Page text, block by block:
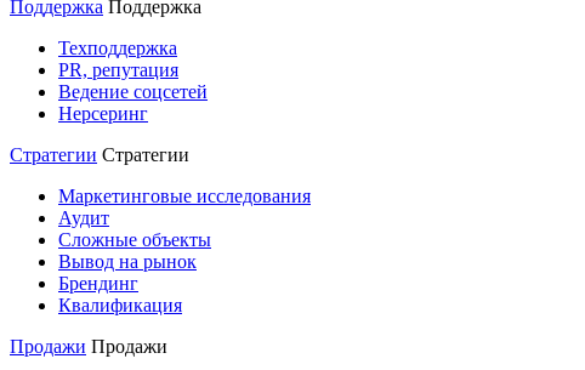
Поддержка Поддержка
Техподдержка
PR, репутация
Ведение соцсетей
Нерсеринг
Стратегии Стратегии
Маркетинговые исследования
Аудит
Сложные объекты
Вывод на рынок
Брендинг
Квалификация
Продажи Продажи